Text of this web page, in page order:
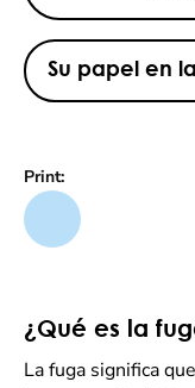
Su papel en
Print:
¿Qué es la
La fuga significa